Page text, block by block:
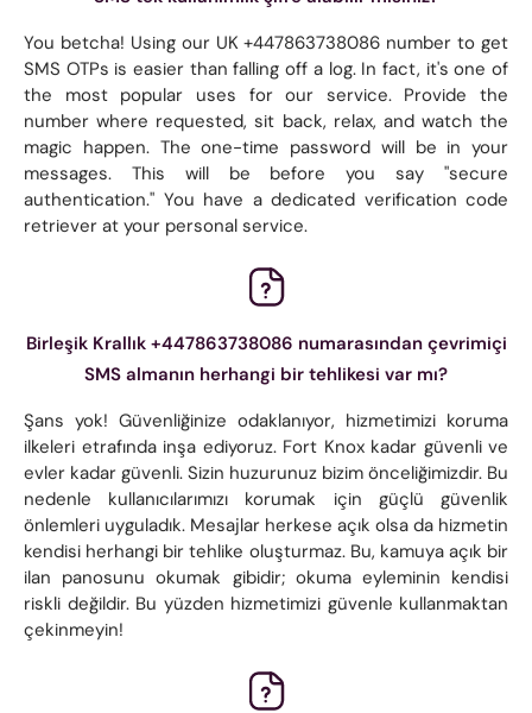
You betcha! Using our UK +447863738086 number to get
SMS OTPs is easier than falling off a log. In fact, it's one of
the most popular uses for our service. Provide the
number where requested, sit back, relax, and watch the
magic happen. The one-time password will be in your
messages. This will be before you say "secure
authentication." You have a dedicated verification code
retriever at your personal service.
Birleşik Krallık +447863738086 numarasından çevrimiçi
SMS almanın herhangi bir tehlikesi var mı?
Şans yok! Güvenliğinize odaklanıyor, hizmetimizi koruma
ilkeleri etrafında inşa ediyoruz. Fort Knox kadar güvenli ve
evler kadar güvenli. Sizin huzurunuz bizim önceliğimizdir. Bu
nedenle kullanıcılarımızı korumak için güçlü güvenlik
önlemleri uyguladık. Mesajlar herkese açık olsa da hizmetin
kendisi herhangi bir tehlike oluşturmaz. Bu, kamuya açık bir
ilan panosunu okumak gibidir; okuma eyleminin kendisi
riskli değildir. Bu yüzden hizmetimizi güvenle kullanmaktan
çekinmeyin!